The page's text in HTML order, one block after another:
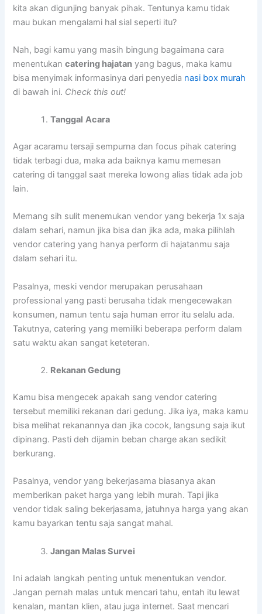
kita akan digunjing banyak pihak. Tentunya kamu tidak
mau bukan mengalami hal sial seperti itu?
Nah, bagi kamu yang masih bingung bagaimana cara
menentukancatering hajatan yang bagus, maka kamu
bisa menyimak informasinya dari penyedia nasi box murah
di bawah ini. Check this out!
Tanggal Acara
Agar acaramu tersaji sempurna dan focus pihak catering
tidak terbagi dua, maka ada baiknya kamu memesan
catering di tanggal saat mereka lowong alias tidak ada job
lain.
Memang sih sulit menemukan vendor yang bekerja 1x saja
dalam sehari, namun jika bisa dan jika ada, maka pilihlah
vendor catering yang hanya perform di hajatanmu saja
dalam sehari itu.
Pasalnya, meski vendor merupakan perusahaan
professional yang pasti berusaha tidak mengecewakan
konsumen, namun tentu saja human error itu selalu ada.
Takutnya, catering yang memiliki beberapa perform dalam
satu waktu akan sangat keteteran.
Rekanan Gedung
Kamu bisa mengecek apakah sang vendor catering
tersebut memiliki rekanan dari gedung. Jika iya, maka kamu
bisa melihat rekanannya dan jika cocok, langsung saja ikut
dipinang. Pasti deh dijamin beban charge akan sedikit
berkurang.
Pasalnya, vendor yang bekerjasama biasanya akan
memberikan paket harga yang lebih murah. Tapi jika
vendor tidak saling bekerjasama, jatuhnya harga yang akan
kamu bayarkan tentu saja sangat mahal.
Jangan Malas Survei
Ini adalah langkah penting untuk menentukan vendor.
Jangan pernah malas untuk mencari tahu, entah itu lewat
kenalan, mantan klien, atau juga internet. Saat mencari